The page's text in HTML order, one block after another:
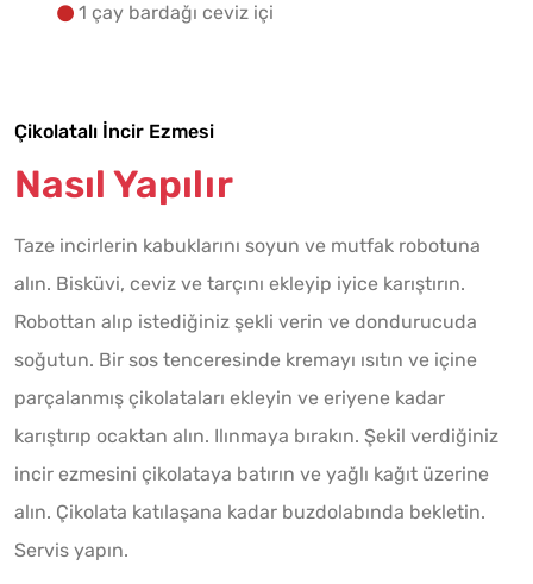
1 çay bardağı ceviz içi
Çikolatalı İncir Ezmesi
Nasıl Yapılır
Taze incirlerin kabuklarını soyun ve mutfak robotuna
alın. Bisküvi, ceviz ve tarçını ekleyip iyice karıştırın.
Robottan alıp istediğiniz şekli verin ve dondurucuda
soğutun. Bir sos tenceresinde kremayı ısıtın ve içine
parçalanmış çikolataları ekleyin ve eriyene kadar
karıştırıp ocaktan alın. Ilınmaya bırakın. Şekil verdiğiniz
incir ezmesini çikolataya batırın ve yağlı kağıt üzerine
alın. Çikolata katılaşana kadar buzdolabında bekletin.
Servis yapın.